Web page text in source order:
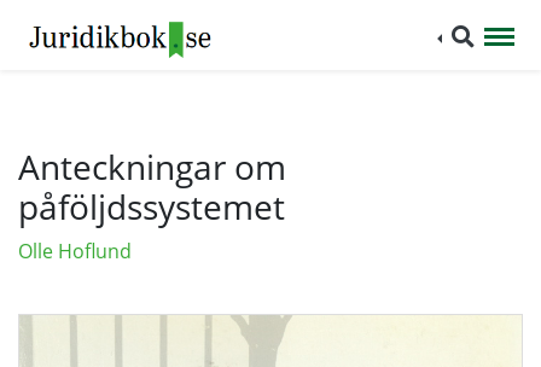
Anteckningar om
påföljdssystemet
Olle Hoflund